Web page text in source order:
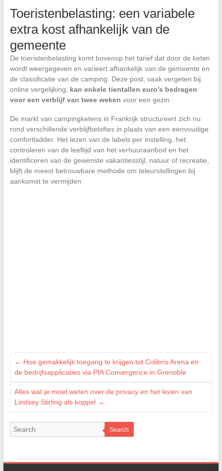
Toeristenbelasting: een variabele
extra kost afhankelijk van de
gemeente
De toeristenbelasting komt bovenop het tarief dat door de keten
wordt weergegeven en varieert afhankelijk van de gemeente en
de classificatie van de camping. Deze post, vaak vergeten bij
online vergelijking, kan enkele tientallen euro’s bedragen
voor een verblijf van twee weken voor een gezin.
De markt van campingketens in Frankrijk structureert zich nu
rond verschillende verblijfbeloftes in plaats van een eenvoudige
comfortladder. Het lezen van de labels per instelling, het
controleren van de leeftijd van het verhuuraanbod en het
identificeren van de gewenste vakantiesstijl, natuur of recreatie,
blijft de meest betrouwbare methode om teleurstellingen bij
aankomst te vermijden.
← Hoe gemakkelijk toegang te krijgen tot Colibris Arena en
de bedrijfsapplicaties via PIA Convergence in Grenoble
Alles wat je moet weten over de privacy en het leven van
Lindsey Stirling als koppel →
Search